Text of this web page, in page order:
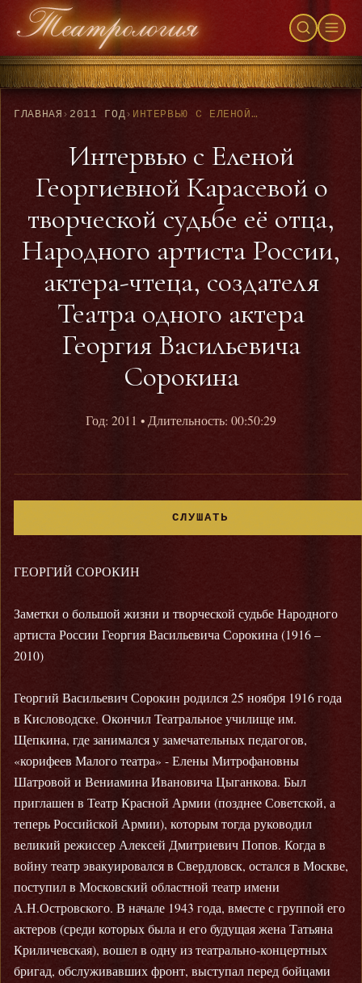
ГЛАВНАЯ › 2011 ГОД› ИНТЕРВЬЮ С ЕЛЕНОЙ ГЕОРГИЕВНОЙ КАРАСЕВОЙ О ТВОРЧЕСКОЙ СУДЬБЕ ЕЁ ОТЦА, НАРОДНОГО АРТИСТА РОССИИ, АКТЕРА-ЧТЕЦА, СОЗДАТЕЛЯ ТЕАТРА ОДНОГО АКТЕРА ГЕОРГИЯ ВАСИЛЬЕВИЧА СОРОКИНА
Интервью с Еленой
Георгиевной Карасевой о
творческой судьбе её отца,
Народного артиста России,
актера-чтеца, создателя
Театра одного актера
Георгия Васильевича
Сорокина
Год: 2011 • Длительность: 00:50:29
СЛУШАТЬ
ГЕОРГИЙ СОРОКИН
Заметки о большой жизни и творческой судьбе Народного
артиста России Георгия Васильевича Сорокина (1916 –
2010)
Георгий Васильевич Сорокин родился 25 ноября 1916 года
в Кисловодске. Окончил Театральное училище им.
Щепкина, где занимался у замечательных педагогов,
«корифеев Малого театра» - Елены Митрофановны
Шатровой и Вениамина Ивановича Цыганкова. Был
приглашен в Театр Красной Армии (позднее Советской, а
теперь Российской Армии), которым тогда руководил
великий режиссер Алексей Дмитриевич Попов. Когда в
войну театр эвакуировался в Свердловск, остался в Москве,
поступил в Московский областной театр имени
А.Н.Островского. В начале 1943 года, вместе с группой его
актеров (среди которых была и его будущая жена Татьяна
Криличевская), вошел в одну из театрально-концертных
бригад, обслуживавших фронт, выступал перед бойцами